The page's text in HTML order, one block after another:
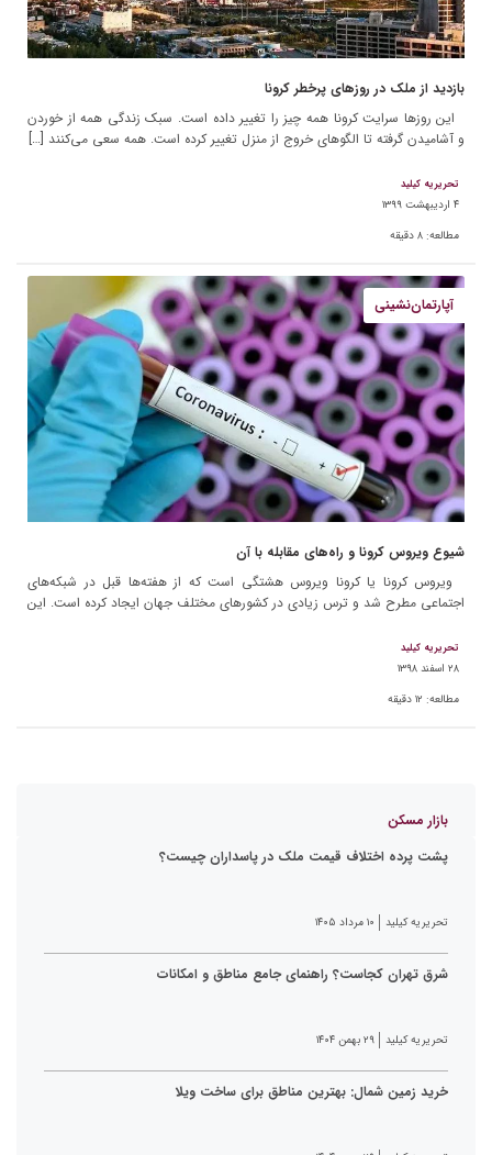
بازدید از ملک در روزهای پرخطر کرونا
این روزها سرایت کرونا همه چیز را تغییر داده است. سبک زندگی همه از خوردن
و آشامیدن گرفته تا الگوهای خروج از منزل تغییر کرده است. همه سعی می‌کنند […]
تحریریه کیلید
۴ اردیبهشت ۱۳۹۹
مطالعه: ۸ دقیقه
آپارتمان‌نشینی
شیوع ویروس کرونا و راه‌های مقابله با آن
ویروس کرونا یا کرونا ویروس هشتگی است که از هفته‌ها قبل در شبکه‌های
اجتماعی مطرح شد و ترس زیادی در کشورهای مختلف جهان ایجاد کرده است. این
تحریریه کیلید
۲۸ اسفند ۱۳۹۸
مطالعه: ۱۲ دقیقه
بازار مسکن
پشت پرده اختلاف قیمت ملک در پاسداران چیست؟
تحریریه کیلید ۱۰ مرداد ۱۴۰۵
شرق تهران کجاست؟ راهنمای جامع مناطق و امکانات
تحریریه کیلید ۲۹ بهمن ۱۴۰۴
خرید زمین شمال: بهترین مناطق برای ساخت ویلا